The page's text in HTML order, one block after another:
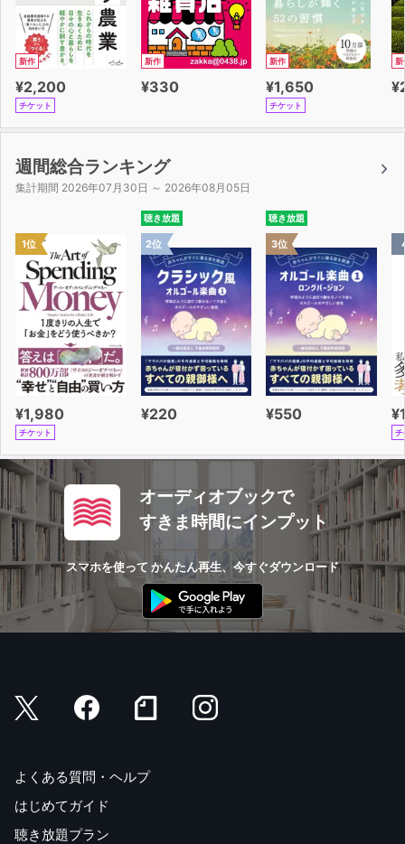
新作
¥2,200
チケット
新作
¥330
新作
¥1,650
チケット
新
週間総合ランキング
集計期間 2026年07月30日 ～ 2026年08月05日
1位
¥1,980
チケット
聴き放題
2位
¥220
聴き放題
3位
¥550
チ
オーディオブックで
すきま時間にインプット
スマホを使って かんたん再生、今すぐダウンロード
よくある質問・ヘルプ
はじめてガイド
聴き放題プラン